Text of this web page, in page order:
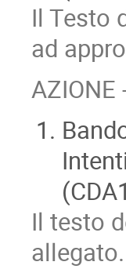
Il Testo
ad
AZIONE
Il testo
allegato.